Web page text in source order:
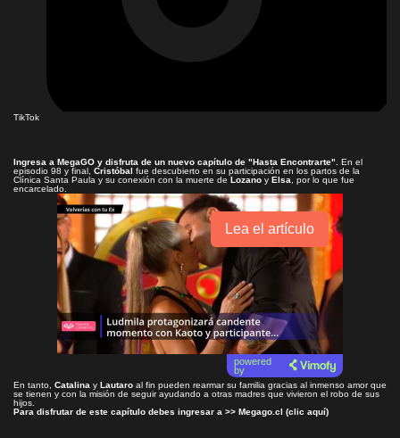
TikTok
Ingresa a MegaGO y disfruta de un nuevo capítulo de "Hasta Encontrarte"
En el
episodio 98 y final, Cristóbal fue descubierto en su participación en los partos de la
Clínica Santa Paula y su conexión con la muerte de Lozano y Elsa , por lo que fue
encarcelado.
Lea el artículo
powered
by
En tanto, Catalina y Lautaro al fin pueden rearmar su familia gracias al inmenso amor que
se tienen y con la misión de seguir ayudando a otras madres que vivieron el robo de sus
hijos.
Para disfrutar de este capítulo debes ingresar a >> Megago.cl (clic aquí)